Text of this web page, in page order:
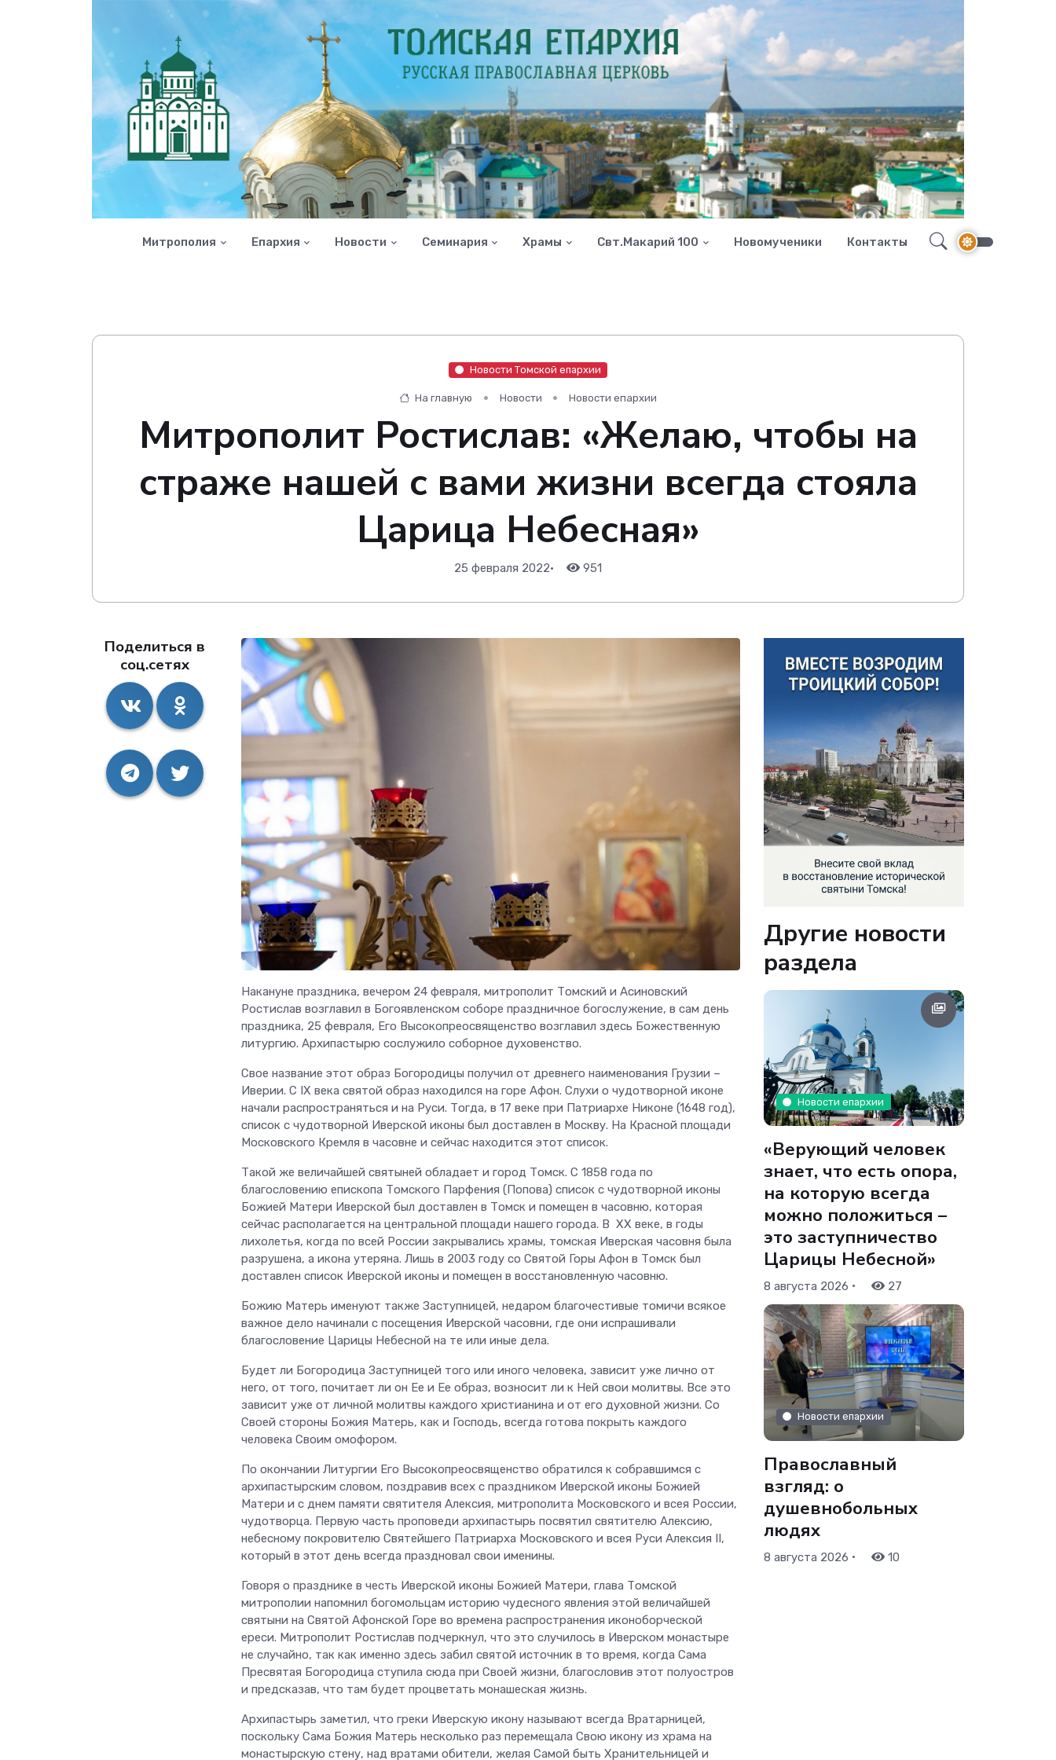
Митрополия Епархия Новости Семинария Храмы Свт.Макарий 100 Новомученики Контакты
Новости Томской епархии
На главную Новости Новости епархии
Митрополит Ростислав: «Желаю, чтобы на
страже нашей с вами жизни всегда стояла
Царица Небесная»
25 февраля 2022• 951
Поделиться в
соц.сетях
Накануне праздника, вечером 24 февраля, митрополит Томский и Асиновский
Ростислав возглавил в Богоявленском соборе праздничное богослужение, в сам день
праздника, 25 февраля, Его Высокопреосвященство возглавил здесь Божественную
литургию. Архипастырю сослужило соборное духовенство.
Свое название этот образ Богородицы получил от древнего наименования Грузии –
Иверии. С IX века святой образ находился на горе Афон. Слухи о чудотворной иконе
начали распространяться и на Руси. Тогда, в 17 веке при Патриархе Никоне (1648 год),
список с чудотворной Иверской иконы был доставлен в Москву. На Красной площади
Московского Кремля в часовне и сейчас находится этот список.
Такой же величайшей святыней обладает и город Томск. С 1858 года по
благословению епископа Томского Парфения (Попова) список с чудотворной иконы
Божией Матери Иверской был доставлен в Томск и помещен в часовню, которая
сейчас располагается на центральной площади нашего города. В ХХ веке, в годы
лихолетья, когда по всей России закрывались храмы, томская Иверская часовня была
разрушена, а икона утеряна. Лишь в 2003 году со Святой Горы Афон в Томск был
доставлен список Иверской иконы и помещен в восстановленную часовню.
Божию Матерь именуют также Заступницей, недаром благочестивые томичи всякое
важное дело начинали с посещения Иверской часовни, где они испрашивали
благословение Царицы Небесной на те или иные дела.
Будет ли Богородица Заступницей того или иного человека, зависит уже лично от
него, от того, почитает ли он Ее и Ее образ, возносит ли к Ней свои молитвы. Все это
зависит уже от личной молитвы каждого христианина и от его духовной жизни. Со
Своей стороны Божия Матерь, как и Господь, всегда готова покрыть каждого
человека Своим омофором.
По окончании Литургии Его Высокопреосвященство обратился к собравшимся с
архипастырским словом, поздравив всех с праздником Иверской иконы Божией
Матери и с днем памяти святителя Алексия, митрополита Московского и всея России,
чудотворца. Первую часть проповеди архипастырь посвятил святителю Алексию,
небесному покровителю Святейшего Патриарха Московского и всея Руси Алексия II,
который в этот день всегда праздновал свои именины.
Говоря о празднике в честь Иверской иконы Божией Матери, глава Томской
митрополии напомнил богомольцам историю чудесного явления этой величайшей
святыни на Святой Афонской Горе во времена распространения иконоборческой
ереси. Митрополит Ростислав подчеркнул, что это случилось в Иверском монастыре
не случайно, так как именно здесь забил святой источник в то время, когда Сама
Пресвятая Богородица ступила сюда при Своей жизни, благословив этот полуостров
и предсказав, что там будет процветать монашеская жизнь.
Архипастырь заметил, что греки Иверскую икону называют всегда Вратарницей,
поскольку Сама Божия Матерь несколько раз перемещала Свою икону из храма на
монастырскую стену, над вратами обители, желая Самой быть Хранительницей и
Другие новости
раздела
Новости епархии
«Верующий человек
знает, что есть опора,
на которую всегда
можно положиться –
это заступничество
Царицы Небесной»
8 августа 2026 • 27
Новости епархии
Православный
взгляд: о
душевнобольных
людях
8 августа 2026 • 10